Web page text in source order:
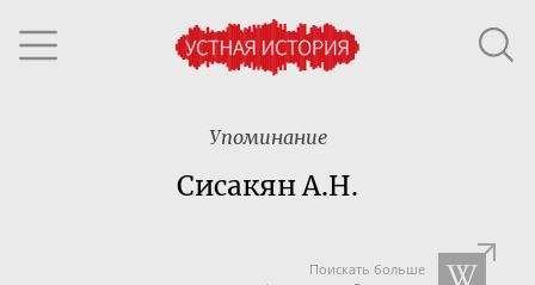
Упоминание
Сисакян А.Н.
Поискать больше